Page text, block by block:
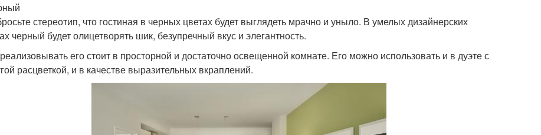
стереотип, что гостиная в черных цветах будет выглядеть мрачно и уныло. В умелых дизайнерских
черный будет олицетворять шик, безупречный вкус и элегантность.
его стоит в просторной и достаточно освещенной комнате. Его можно использовать и в дуэте с
расцветкой, и в качестве выразительных вкраплений.